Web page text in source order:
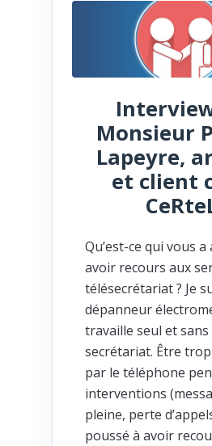
Monsieur
Lapeyre,
et client
Qu’est-ce qui vous a
avoir recours aux
télésecrétariat ? Je
dépanneur
travaille seul et sans
secrétariat. Être
par le téléphone
interventions
pleine, perte
poussé à avoir